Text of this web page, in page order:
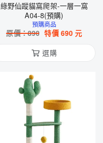
綠野仙蹤貓窩爬架-一層一窩
A04-8(預購)
預購商品
原價：890 特價 690 元
選購